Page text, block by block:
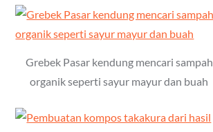
Grebek Pasar kendung mencari sampah
organik seperti sayur mayur dan buah